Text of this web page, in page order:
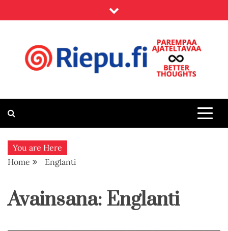
to
Riepu.fi
You are Here
Home
Englanti
Avainsana: Englanti